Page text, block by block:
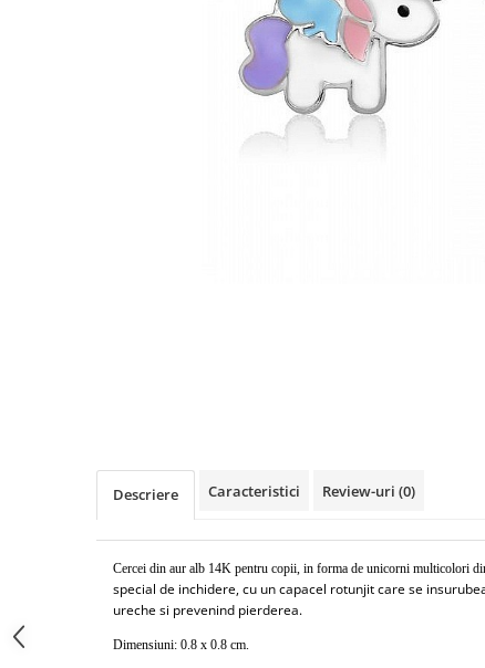
Descriere Caracteristici Review-uri (0)
Cercei din aur alb 14K pentru copii, in forma de unicorni multicolori
special de inchidere, cu un capacel rotunjit care se
ureche si prevenind pierderea.
Dimensiuni: 0.8 x 0.8 cm.